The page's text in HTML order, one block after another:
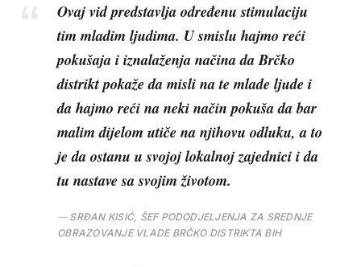
Ovaj vid predstavlja određenu stimulaciju
tim mladim ljudima. U smislu hajmo reći
pokušaja i iznalaženja načina da Brčko
distrikt pokaže da misli na te mlade ljude i
da hajmo reći na neki način pokuša da bar
malim dijelom utiče na njihovu odluku, a to
je da ostanu u svojoj lokalnoj zajednici i da
tu nastave sa svojim životom.
SRĐAN KISIĆ, ŠEF PODODJELJENJA ZA SREDNJE
OBRAZOVANJE VLADE BRČKO DISTRIKTA BIH